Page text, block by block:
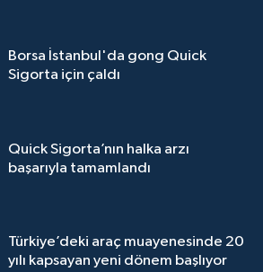
Borsa İstanbul'da gong Quick
Sigorta için çaldı
Quick Sigorta’nın halka arzı
başarıyla tamamlandı
Türkiye’deki araç muayenesinde 20
yılı kapsayan yeni dönem başlıyor